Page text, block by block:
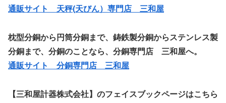
通販サイト 天秤(天びん）専門店 三和屋
枕型分銅から円筒分銅まで、鋳鉄製分銅からステンレス製
分銅まで、分銅のことなら、分銅専門店 三和屋へ。
通販サイト 分銅専門店 三和屋
【三和屋計器株式会社】のフェイスブックページはこちら